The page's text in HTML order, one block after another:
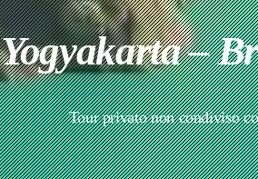
Yogyakarta –
Tour privato non condiviso